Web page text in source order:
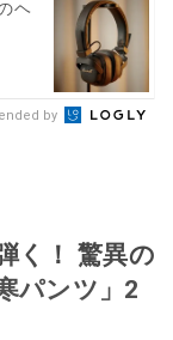
ヘ
by
く！ 驚異の
パンツ」2